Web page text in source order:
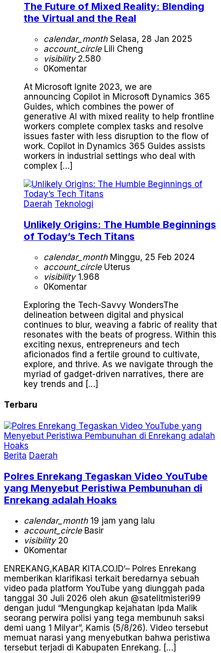
The Future of Mixed Reality: Blending
the Virtual and the Real
calendar_monthSelasa, 28 Jan 2025
account_circleLili Cheng
visibility2.580
0Komentar
At Microsoft Ignite 2023, we are
announcing Copilot in Microsoft Dynamics 365
Guides, which combines the power of
generative AI with mixed reality to help frontline
workers complete complex tasks and resolve
issues faster with less disruption to the flow of
work. Copilot in Dynamics 365 Guides assists
workers in industrial settings who deal with
complex […]
Daerah Teknologi
Unlikely Origins: The Humble Beginnings
of Today’s Tech Titans
calendar_monthMinggu, 25 Feb 2024
account_circleUterus
visibility1.968
0Komentar
Exploring the Tech-Savvy WondersThe
delineation between digital and physical
continues to blur, weaving a fabric of reality that
resonates with the beats of progress. Within this
exciting nexus, entrepreneurs and tech
aficionados find a fertile ground to cultivate,
explore, and thrive. As we navigate through the
myriad of gadget-driven narratives, there are
key trends and […]
Terbaru
Berita Daerah
Polres Enrekang Tegaskan Video YouTube
yang Menyebut Peristiwa Pembunuhan di
Enrekang adalah Hoaks
calendar_month19 jam yang lalu
account_circleBasir
visibility20
0Komentar
ENREKANG,KABAR KITA.CO.ID‘– Polres Enrekang
memberikan klarifikasi terkait beredarnya sebuah
video pada platform YouTube yang diunggah pada
tanggal 30 Juli 2026 oleh akun @satelitmisteri99
dengan judul “Mengungkap kejahatan Ipda Malik
seorang perwira polisi yang tega membunuh saksi
demi uang 1 Milyar”, Kamis (5/8/26). Video tersebut
memuat narasi yang menyebutkan bahwa peristiwa
tersebut terjadi di Kabupaten Enrekang. […]